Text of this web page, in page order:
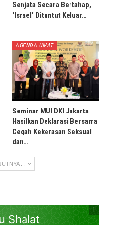
Senjata Secara Bertahap,
‘Israel’ Dituntut Keluar…
AGENDA UMAT
Seminar MUI DKI Jakarta
Hasilkan Deklarasi Bersama
Cegah Kekerasan Seksual
dan…
...